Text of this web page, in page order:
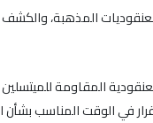
المذهبة،
المقاومة
في الوقت المناسب بشأن